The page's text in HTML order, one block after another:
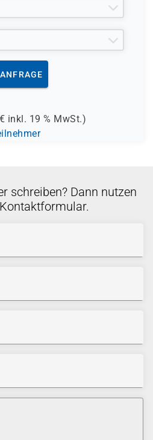
€ inkl. 19 % MwSt.)
schreiben? Dann nutzen